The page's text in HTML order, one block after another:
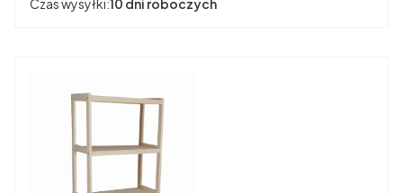
Czas wysyłki:10 dni roboczych